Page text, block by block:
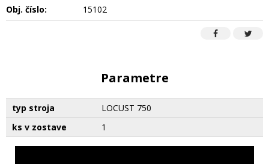
Obj. číslo: 15102
Parametre
typ stroja
LOCUST 750
ks v zostave
1